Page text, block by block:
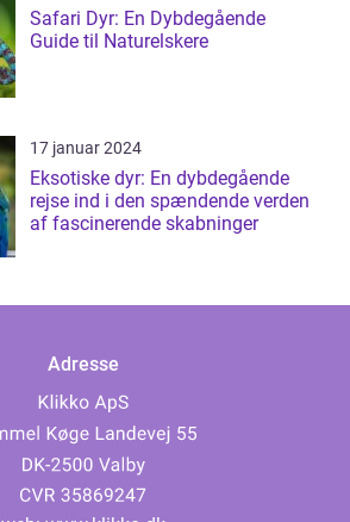
Safari Dyr: En Dybdegående
Guide til Naturelskere
17 januar 2024
Eksotiske dyr: En dybdegående
rejse ind i den spændende verden
af fascinerende skabninger
Adresse